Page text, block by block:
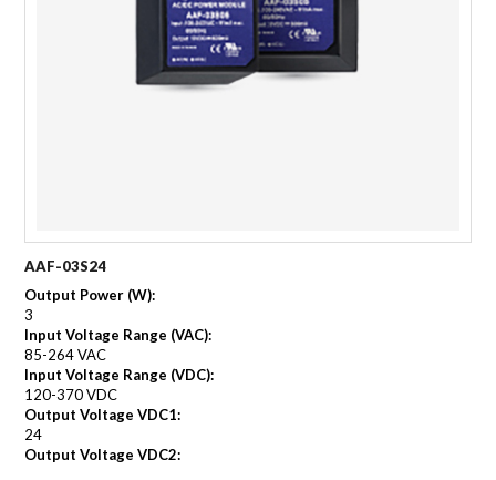
AAF-03S24
Output Power (W):
3
Input Voltage Range (VAC):
85-264 VAC
Input Voltage Range (VDC):
120-370 VDC
Output Voltage VDC1:
24
Output Voltage VDC2: